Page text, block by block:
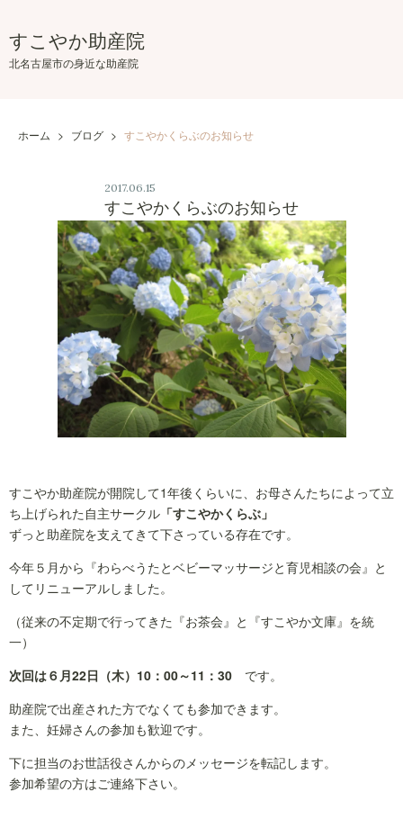
the
content
すこやか助産院
北名古屋市の身近な助産院
ホーム > ブログ > すこやかくらぶのお知らせ
すこやかくらぶのお知らせ
2017.06.15
すこやか助産院が開院して1年後くらいに、お母さんたちによって立
ち上げられた自主サークル 「すこやかくらぶ」
ずっと助産院を支えてきて下さっている存在です。
今年５月から『わらべうたとベビーマッサージと育児相談の会』と
してリニューアルしました。
（従来の不定期で行ってきた『お茶会』と『すこやか文庫』を統
一）
次回は６月22日（木）10：00～11：30 です。
助産院で出産された方でなくても参加できます。
また、妊婦さんの参加も歓迎です。
下に担当のお世話役さんからのメッセージを転記します。
参加希望の方はご連絡下さい。